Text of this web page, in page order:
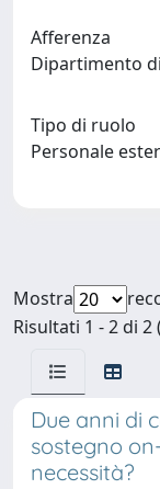
Afferenza
Dipartimento
Tipo di ruolo
Personale
Mostra
Risultati 1 - 2 di
Due anni di
sostegno
necessità?